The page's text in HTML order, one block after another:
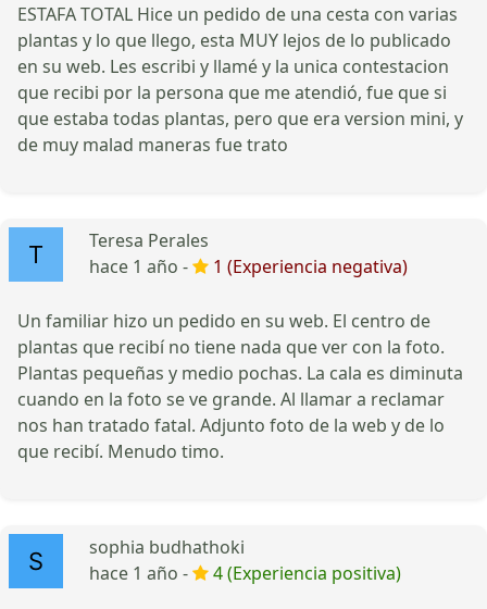
ESTAFA TOTAL Hice un pedido de una cesta con varias
plantas y lo que llego, esta MUY lejos de lo publicado
en su web. Les escribi y llamé y la unica contestacion
que recibi por la persona que me atendió, fue que si
que estaba todas plantas, pero que era version mini, y
de muy malad maneras fue trato
Teresa Perales
hace 1 año -
1 (Experiencia negativa)
Un familiar hizo un pedido en su web. El centro de
plantas que recibí no tiene nada que ver con la foto.
Plantas pequeñas y medio pochas. La cala es diminuta
cuando en la foto se ve grande. Al llamar a reclamar
nos han tratado fatal. Adjunto foto de la web y de lo
que recibí. Menudo timo.
sophia budhathoki
hace 1 año -
4 (Experiencia positiva)